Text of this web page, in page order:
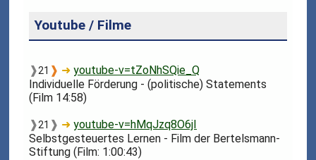
Youtube / Filme
❱21 ❱ ➜youtube-v=tZoNhSQie_Q
Individuelle Förderung - (politische) Statements
(Film 14:58)
❱21 ❱ ➜youtube-v=hMqJzq8O6jI
Selbstgesteuertes Lernen - Film der Bertelsmann-
Stiftung (Film: 1:00:43)